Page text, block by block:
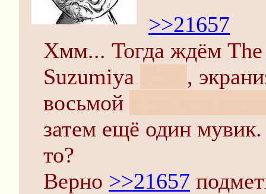
>>21657
Хмм... Тогда ждём
Suzumiya
,
восьмой
затем ещё один
то?
Верно >>21657